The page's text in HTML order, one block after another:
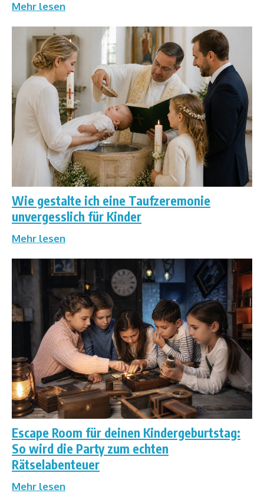
Mehr lesen
Wie gestalte ich eine Taufzeremonie
unvergesslich für Kinder
Mehr lesen
Escape Room für deinen Kindergeburtstag:
So wird die Party zum echten
Rätselabenteuer
Mehr lesen